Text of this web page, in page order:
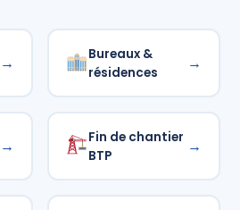
→
Bureaux &
résidences
→
→
Fin de chantier
BTP
→